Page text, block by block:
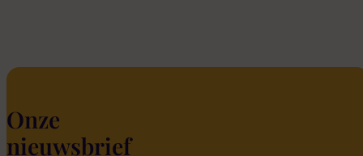
Onze
nieuwsbrief